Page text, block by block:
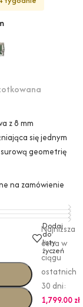
z 8 mm
się jednym
geometrię
na zamówienie
Dodaj
do
listy
życzeń
Najniższa
cena w
ciągu
ostatnich
30 dni:
1,799.00 zł